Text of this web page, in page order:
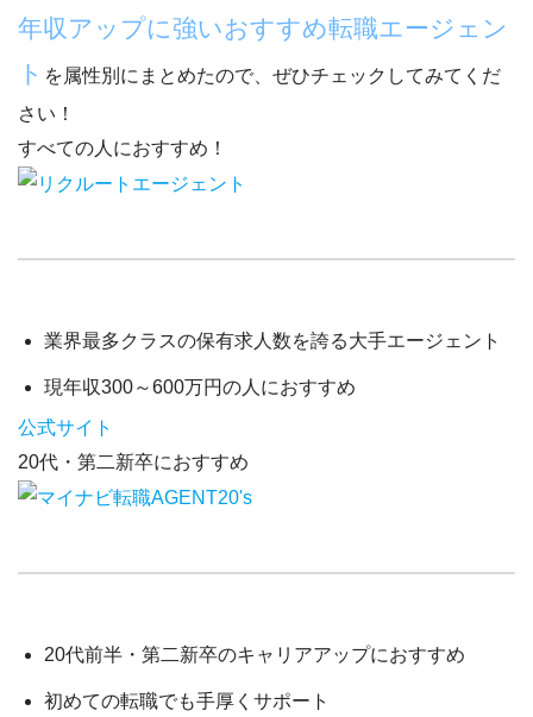
年収アップに強いおすすめ転職エージェン
ト を属性別にまとめたので、ぜひチェックしてみてくだ
さい！
すべての人におすすめ！
業界最多クラスの保有求人数を誇る大手エージェント
現年収300～600万円の人におすすめ
公式サイト
20代・第二新卒におすすめ
20代前半・第二新卒のキャリアアップにおすすめ
初めての転職でも手厚くサポート